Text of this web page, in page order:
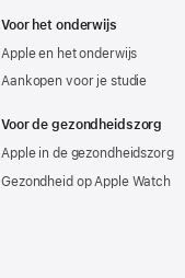
Voor het onderwijs
Apple en het onderwijs
Aankopen voor je studie
Voor de gezondheidszorg
Apple in de gezondheidszorg
Gezondheid op Apple Watch